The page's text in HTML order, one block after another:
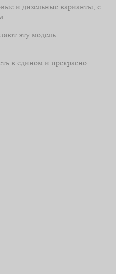
и дизельные варианты, с
эту модель
в едином и прекрасно